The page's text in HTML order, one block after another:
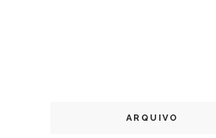
ARQUIVO